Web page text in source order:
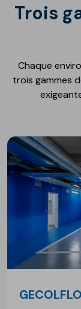
Trois gammes, un standard
Chaque
trois gammes